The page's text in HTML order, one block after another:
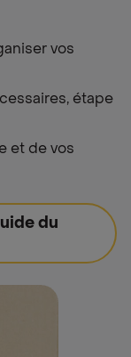
vos
étape
et de vos
du